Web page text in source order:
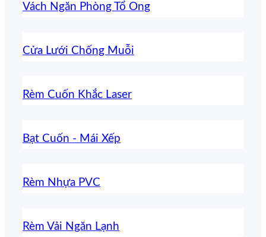
Vách Ngăn Phòng Tổ Ong
Cửa Lưới Chống Muỗi
Rèm Cuốn Khắc Laser
Bạt Cuốn - Mái Xếp
Rèm Nhựa PVC
Rèm Vải Ngăn Lạnh